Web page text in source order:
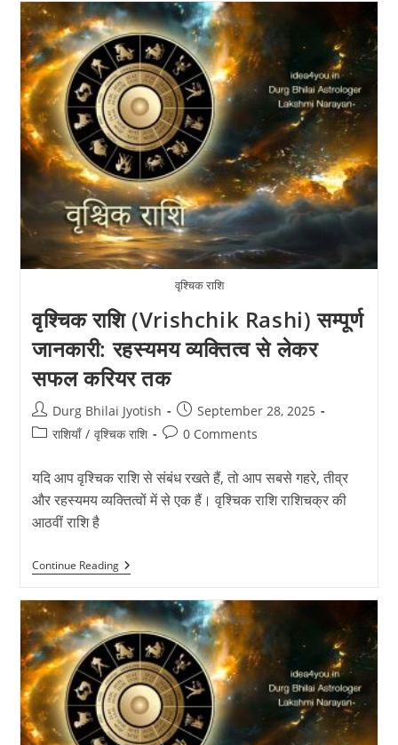
चांदी
की
अंगूठी
–
महत्व,
फायदे
और
नियम
वृश्चिक राशि
वृश्चिक राशि (Vrishchik Rashi) सम्पूर्ण
जानकारी: रहस्यमय व्यक्तित्व से लेकर
सफल करियर तक
Post
author:
Durg Bhilai Jyotish
Post
published:
September 28, 2025
Postराशियाँ / वृश्चिक राशि
Post0 Comments
यदि आप वृश्चिक राशि से संबंध रखते हैं, तो आप सबसे गहरे, तीव्र
और रहस्यमय व्यक्तित्वों में से एक हैं। वृश्चिक राशि राशिचक्र की
आठवीं राशि है
Continue Readingवृश्चिक
राशि
Rashi)
सम्पूर्ण
जानकारी:
रहस्यमय
व्यक्तित्व
से
लेकर
सफल
करियर
तक